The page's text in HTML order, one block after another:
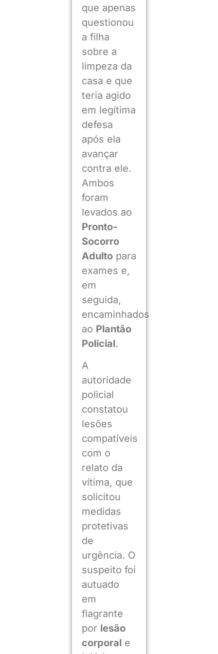
que apenas
questionou
a filha
sobre a
limpeza da
casa e que
teria agido
em legítima
defesa
após ela
avançar
contra ele.
Ambos
foram
levados ao
Pronto-
Socorro
Adultopara
exames e,
em
seguida,
encaminhados
ao Plantão
Policial.
A
autoridade
policial
constatou
lesões
compatíveis
com o
relato da
vítima, que
solicitou
medidas
protetivas
de
urgência. O
suspeito foi
autuado
em
flagrante
por lesão
corporal e